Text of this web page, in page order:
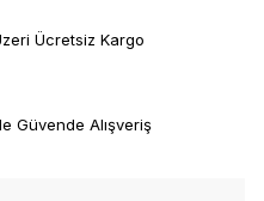
Ücretsiz Kargo
Güvende Alışveriş